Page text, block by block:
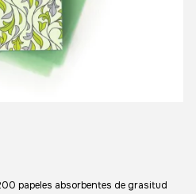
papeles absorbentes de grasitud